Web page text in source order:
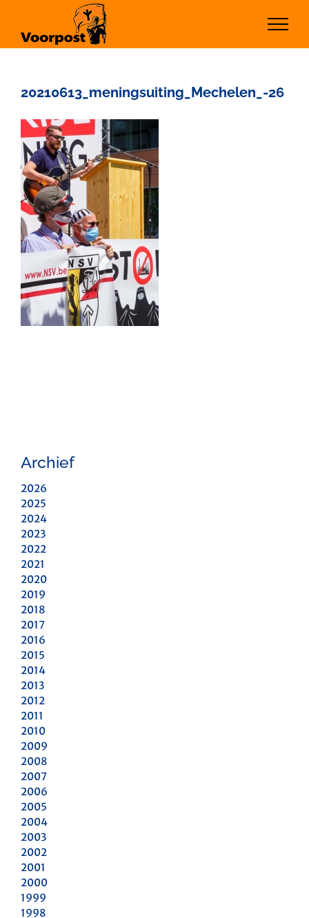
inhoud
20210613_meningsuiting_Mechelen_-26
Archief
2026
2025
2024
2023
2022
2021
2020
2019
2018
2017
2016
2015
2014
2013
2012
2011
2010
2009
2008
2007
2006
2005
2004
2003
2002
2001
2000
1999
1998